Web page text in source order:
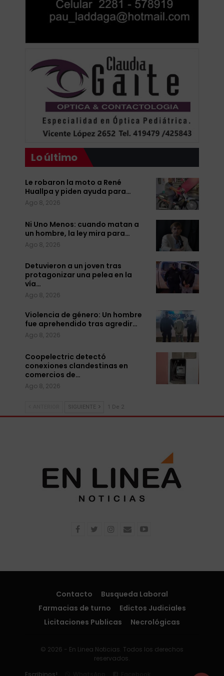
Lo último
Le robaron la moto a René
Huallpa y piden ayuda para…
Ago 8, 2026
Ni Uno Menos: cuando matan a
un hombre, la ley mira para…
Ago 8, 2026
Detuvieron a un joven tras
protagonizar una pelea en la
vía…
Ago 8, 2026
Violencia de género: Un hombre
fue aprehendido tras agredir…
Ago 8, 2026
Coopelectric detectó
conexiones clandestinas en
comercios de…
Ago 8, 2026
SIGUIENTE 1 De 2
Contacto
Busqueda Laboral
Farmacias de turno
Edictos Judiciales
Licitaciones Publicas
Necrológicas
© 2026 - En Linea Noticias. Todos los derechos
reservados.
Escribinos!